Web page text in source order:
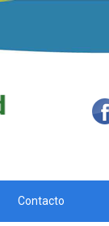
Contacto